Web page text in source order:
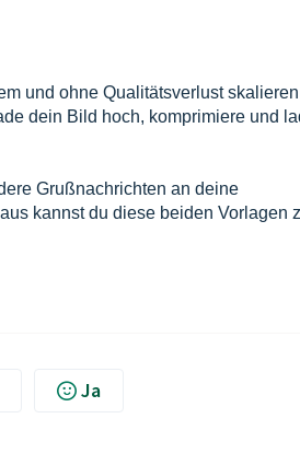
und ohne Qualitätsverlust
dein Bild hoch, komprimiere und
Grußnachrichten an deine
kannst du diese beiden Vorlagen
Ja